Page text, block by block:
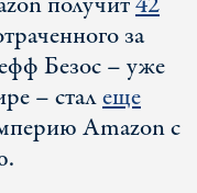
за
Безос – уже
– сталеще
Amazon с